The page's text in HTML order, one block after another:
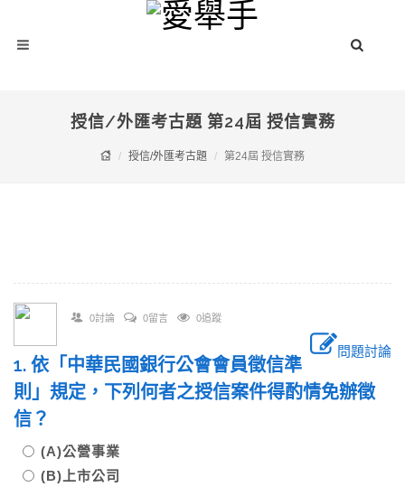
授信/外匯考古題 第24屆 授信實務
授信/外匯考古題 第24屆 授信實務
0討論 0留言 0追蹤
問題討論
1. 依「中華民國銀行公會會員徵信準
則」規定，下列何者之授信案件得酌情免辦徵
信？
(A)公營事業
(B)上市公司